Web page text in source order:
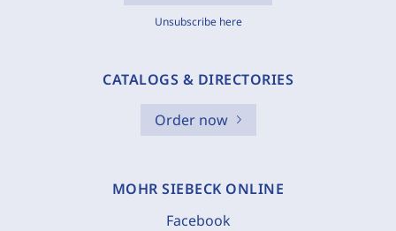
Unsubscribe here
CATALOGS & DIRECTORIES
Order now
MOHR SIEBECK ONLINE
Facebook